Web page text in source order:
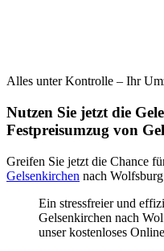
Alles unter Kontrolle – Ihr
Nutzen Sie jetzt die
Festpreisumzug von
Greifen Sie jetzt die Chance
Gelsenkirchen nach
Ein stressfreier und
Gelsenkirchen nach
unser kostenloses